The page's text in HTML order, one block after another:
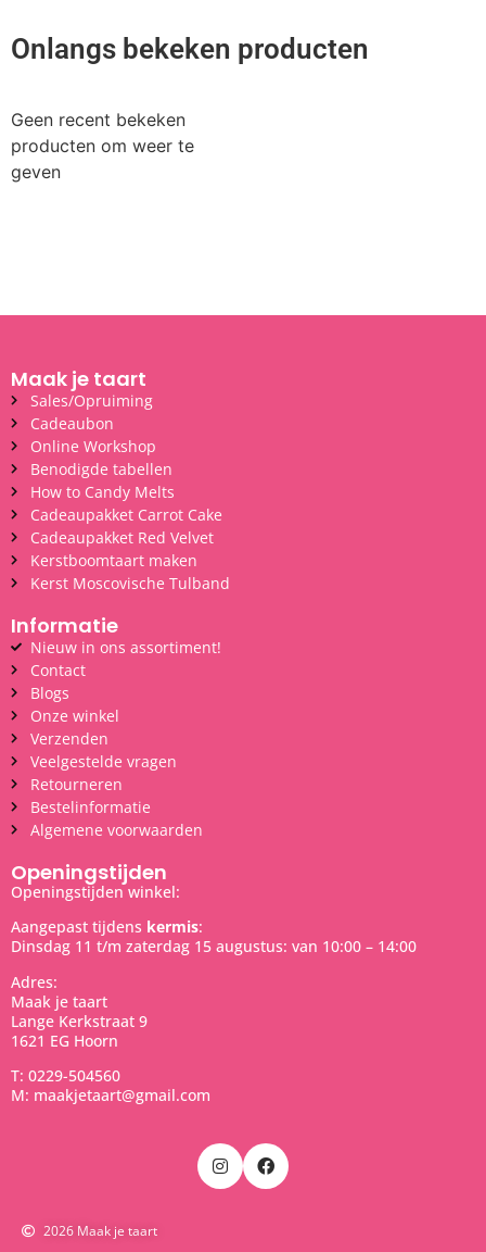
Onlangs bekeken producten
Geen recent bekeken
producten om weer te
geven
Maak je taart
Sales/Opruiming
Cadeaubon
Online Workshop
Benodigde tabellen
How to Candy Melts
Cadeaupakket Carrot Cake
Cadeaupakket Red Velvet
Kerstboomtaart maken
Kerst Moscovische Tulband
Informatie
Nieuw in ons assortiment!
Contact
Blogs
Onze winkel
Verzenden
Veelgestelde vragen
Retourneren
Bestelinformatie
Algemene voorwaarden
Openingstijden
Openingstijden winkel:
Aangepast tijdens kermis:
Dinsdag 11 t/m zaterdag 15 augustus: van 10:00 – 14:00
Adres:
Maak je taart
Lange Kerkstraat 9
1621 EG Hoorn
T: 0229-504560
M: maakjetaart@gmail.com
2026 Maak je taart